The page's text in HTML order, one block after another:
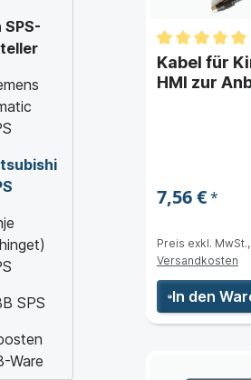
SPS-
SPS
Ware
Kabel für
HMI zur
7,56 €*
Preis exkl.
Versandkosten
In den